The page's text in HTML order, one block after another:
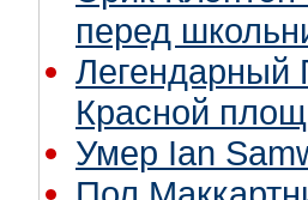
перед
Легендарный
Красной
Умер Ian